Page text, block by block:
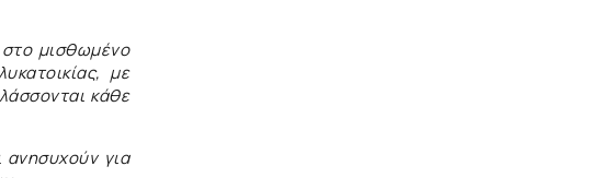
μισθωμένο
με
κάθε
ανησυχούν για